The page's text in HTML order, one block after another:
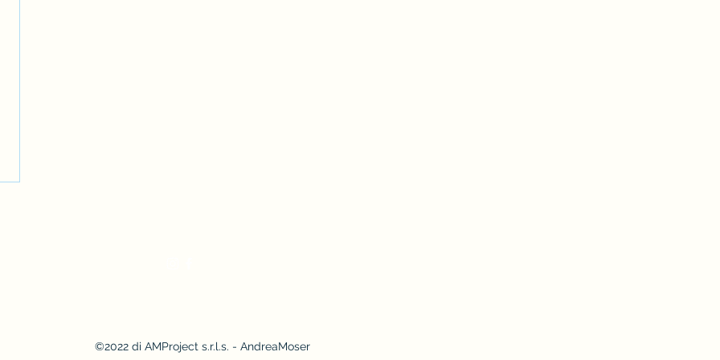
©2022 di AMProject s.r.l.s. - AndreaMoser